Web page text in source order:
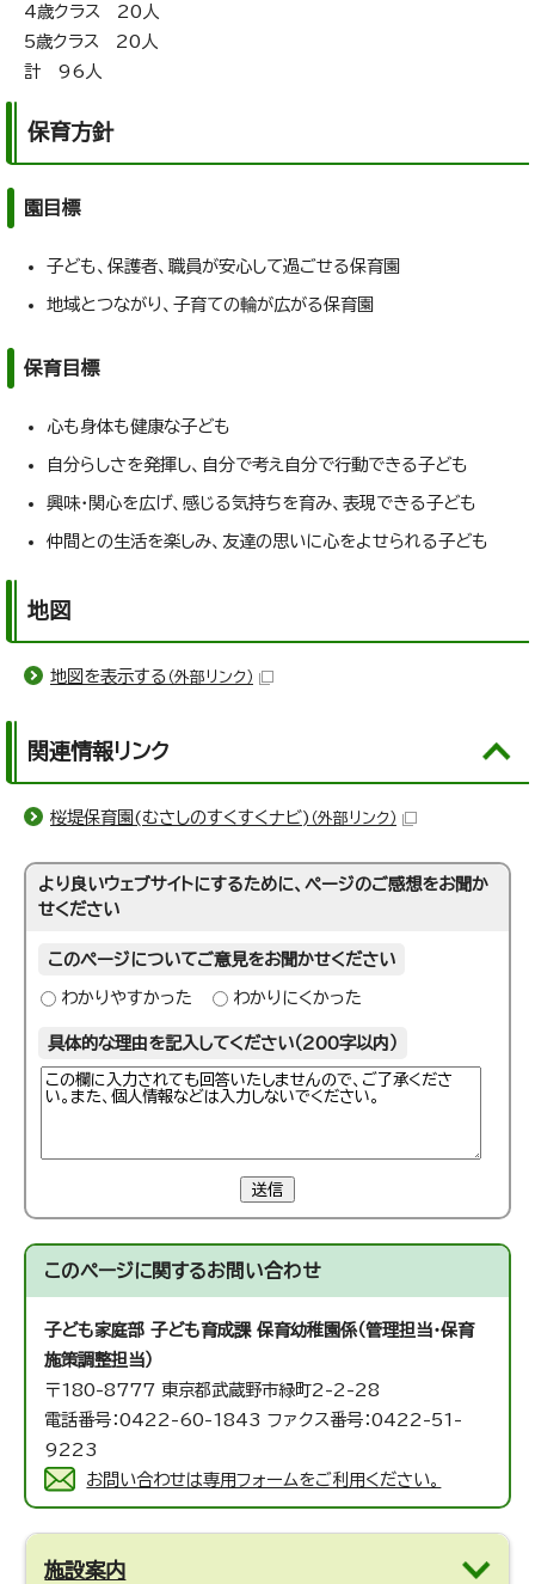
4歳クラス 20人
5歳クラス 20人
計 96人
保育方針
園目標
子ども、保護者、職員が安心して過ごせる保育園
地域とつながり、子育ての輪が広がる保育園
保育目標
心も身体も健康な子ども
自分らしさを発揮し、自分で考え自分で行動できる子ども
興味・関心を広げ、感じる気持ちを育み、表現できる子ども
仲間との生活を楽しみ、友達の思いに心をよせられる子ども
地図
地図を表示する （外部リンク）
関連情報リンク
桜堤保育園(むさしのすくすくナビ) （外部リンク）
より良いウェブサイトにするために、ページのご感想をお聞か
せください
このページについてご意見をお聞かせください
わかりやすかった わかりにくかった
具体的な理由を記入してください（200字以内）
送信
このページに関するお問い合わせ
子ども家庭部 子ども育成課 保育幼稚園係（管理担当・保育
施策調整担当）
〒180-8777 東京都武蔵野市緑町2-2-28
電話番号：0422-60-1843 ファクス番号：0422-51-
9223
お問い合わせは専用フォームをご利用ください。
施設案内